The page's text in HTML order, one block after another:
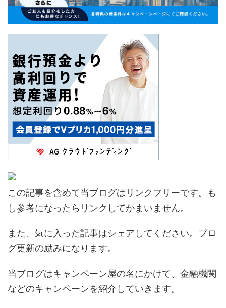
この記事を含めて当ブログはリンクフリーです。も
し参考になったらリンクしてかまいません。
また、気に入った記事はシェアしてください。ブロ
グ更新の励みになります。
当ブログはキャンペーン屋の名にかけて、金融機関
などのキャンペーンを紹介していきます。